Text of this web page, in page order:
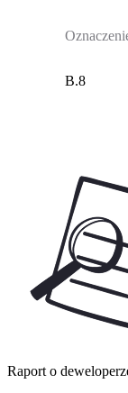
B.8
Raport o